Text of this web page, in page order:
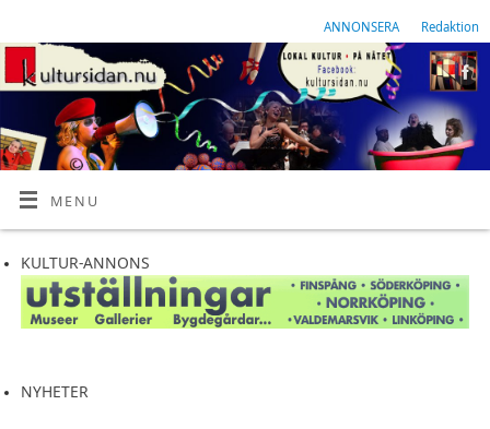
ANNONSERA Redaktion
MENU
KULTUR-ANNONS
NYHETER